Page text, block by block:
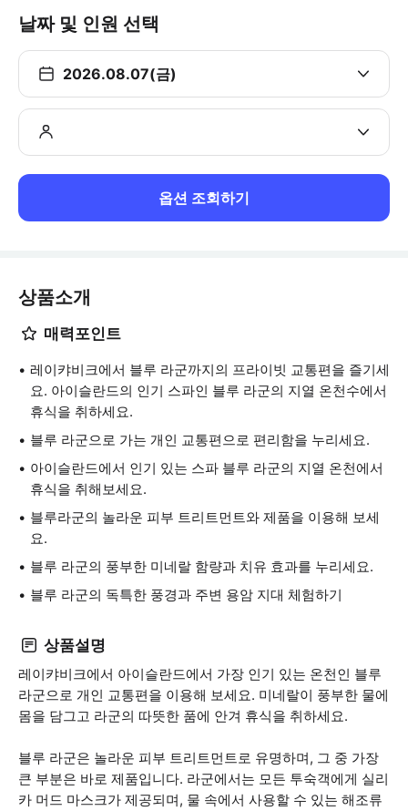
날짜 및 인원 선택
2026.08.07(금)
옵션 조회하기
상품소개
매력포인트
레이캬비크에서 블루 라군까지의 프라이빗 교통편을 즐기세
요. 아이슬란드의 인기 스파인 블루 라군의 지열 온천수에서
휴식을 취하세요.
블루 라군으로 가는 개인 교통편으로 편리함을 누리세요.
아이슬란드에서 인기 있는 스파 블루 라군의 지열 온천에서
휴식을 취해보세요.
블루라군의 놀라운 피부 트리트먼트와 제품을 이용해 보세
요.
블루 라군의 풍부한 미네랄 함량과 치유 효과를 누리세요.
블루 라군의 독특한 풍경과 주변 용암 지대 체험하기
상품설명
레이캬비크에서 아이슬란드에서 가장 인기 있는 온천인 블루
라군으로 개인 교통편을 이용해 보세요. 미네랄이 풍부한 물에
몸을 담그고 라군의 따뜻한 품에 안겨 휴식을 취하세요.
블루 라군은 놀라운 피부 트리트먼트로 유명하며, 그 중 가장
큰 부분은 바로 제품입니다. 라군에서는 모든 투숙객에게 실리
카 머드 마스크가 제공되며, 물 속에서 사용할 수 있는 해조류